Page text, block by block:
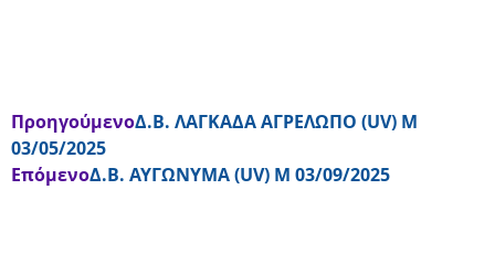
ΠροηγούμενοΔ.Β. ΛΑΓΚΑΔΑ ΑΓΡΕΛΩΠΟ (UV) Μ
03/05/2025
ΕπόμενοΔ.Β. ΑΥΓΩΝΥΜΑ (UV) Μ 03/09/2025